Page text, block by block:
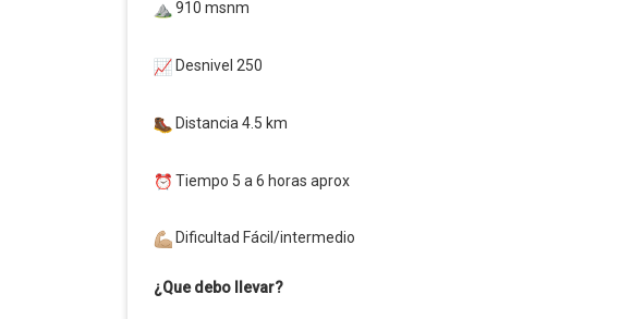
910 msnm
Desnivel 250
Distancia 4.5 km
Tiempo 5 a 6 horas aprox
Dificultad Fácil/intermedio
¿Que debo llevar?